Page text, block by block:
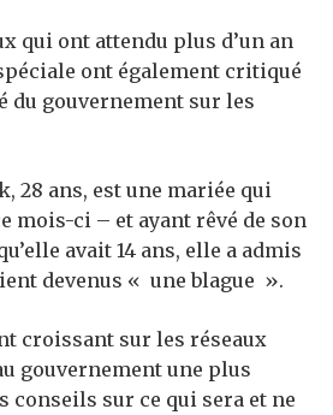
qui ont attendu plus d’un an
ont également critiqué
du gouvernement sur les
28 ans, est une mariée qui
mois-ci – et ayant rêvé de son
avait 14 ans, elle a admis
devenus « une blague ».
croissant sur les réseaux
gouvernement une plus
conseils sur ce qui sera et ne